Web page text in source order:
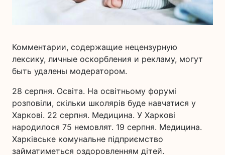
Комментарии, содержащие нецензурную
лексику, личные оскорбления и рекламу, могут
быть удалены модератором.
28 серпня. Освіта. На освітньому форумі
розповіли, скільки школярів буде навчатися у
Харкові. 22 серпня. Медицина. У Харкові
народилося 75 немовлят. 19 серпня. Медицина.
Харківське комунальне підприємство
займатиметься оздоровленням дітей.